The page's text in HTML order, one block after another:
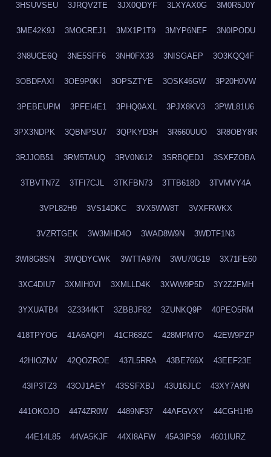
3HSUVSEU 3JRQV2TE 3JX0QDYF 3LXYAX0G 3M0R5J0Y
3ME42K9J 3MOCREJ1 3MX1P1T9 3MYP6NEF 3N0IPODU
3N8UCE6Q 3NE5SFF6 3NH0FX33 3NISGAEP 3O3KQQ4F
3OBDFAXI 3OE9P0KI 3OPSZTYE 3OSK46GW 3P20H0VW
3PEBEUPM 3PFEI4E1 3PHQ0AXL 3PJX8KV3 3PWL81U6
3PX3NDPK 3QBNPSU7 3QPKYD3H 3R660UUO 3R8OBY8R
3RJJOB51 3RM5TAUQ 3RV0N612 3SRBQEDJ 3SXFZOBA
3TBVTN7Z 3TFI7CJL 3TKFBN73 3TTB618D 3TVMVY4A
3VPL82H9 3VS14DKC 3VX5WW8T 3VXFRWKX
3VZRTGEK 3W3MHD4O 3WAD8W9N 3WDTF1N3
3WI8G8SN 3WQDYCWK 3WTTA97N 3WU70G19 3X71FE60
3XC4DIU7 3XMIH0VI 3XMLLD4K 3XWW9P5D 3Y2Z2FMH
3YXUATB4 3Z3344KT 3ZBBJF82 3ZUNKQ9P 40PEO5RM
418TPYOG 41A6AQPI 41CR68ZC 428MPM7O 42EW9PZP
42HIOZNV 42QOZROE 437L5RRA 43BE766X 43EEF23E
43IP3TZ3 43OJ1AEY 43SSFXBJ 43U16JLC 43XY7A9N
441OKOJO 4474ZR0W 4489NF37 44AFGVXY 44CGH1H9
44E14L85 44VA5KJF 44XI8AFW 45A3IPS9 4601IURZ